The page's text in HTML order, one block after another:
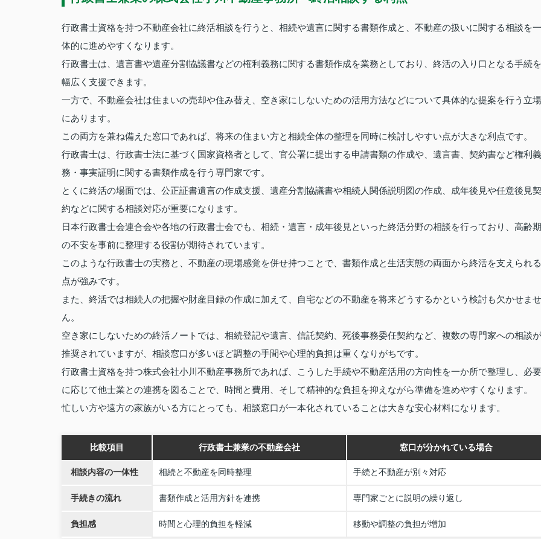
行政書士資格を持つ不動産会社に終活相談を行うと、相続や遺言に関する書類作成と、不動産の扱いに関する相談を一
体的に進めやすくなります。
行政書士は、遺言書や遺産分割協議書などの権利義務に関する書類作成を業務としており、終活の入り口となる手続を
幅広く支援できます。
一方で、不動産会社は住まいの売却や住み替え、空き家にしないための活用方法などについて具体的な提案を行う立場
にあります。
この両方を兼ね備えた窓口であれば、将来の住まい方と相続全体の整理を同時に検討しやすい点が大きな利点です。
行政書士は、行政書士法に基づく国家資格者として、官公署に提出する申請書類の作成や、遺言書、契約書など権利義
務・事実証明に関する書類作成を行う専門家です。
とくに終活の場面では、公正証書遺言の作成支援、遺産分割協議書や相続人関係説明図の作成、成年後見や任意後見契
約などに関する相談対応が重要になります。
日本行政書士会連合会や各地の行政書士会でも、相続・遺言・成年後見といった終活分野の相談を行っており、高齢期
の不安を事前に整理する役割が期待されています。
このような行政書士の実務と、不動産の現場感覚を併せ持つことで、書類作成と生活実態の両面から終活を支えられる
点が強みです。
また、終活では相続人の把握や財産目録の作成に加えて、自宅などの不動産を将来どうするかという検討も欠かせませ
ん。
空き家にしないための終活ノートでは、相続登記や遺言、信託契約、死後事務委任契約など、複数の専門家への相談が
推奨されていますが、相談窓口が多いほど調整の手間や心理的負担は重くなりがちです。
行政書士資格を持つ株式会社小川不動産事務所であれば、こうした手続や不動産活用の方向性を一か所で整理し、必要
に応じて他士業との連携を図ることで、時間と費用、そして精神的な負担を抑えながら準備を進めやすくなります。
忙しい方や遠方の家族がいる方にとっても、相談窓口が一本化されていることは大きな安心材料になります。
比較項目 行政書士兼業の不動産会社 窓口が分かれている場合
相談内容の一体性 相続と不動産を同時整理 手続と不動産が別々対応
手続きの流れ 書類作成と活用方針を連携 専門家ごとに説明の繰り返し
負担感 時間と心理的負担を軽減 移動や調整の負担が増加